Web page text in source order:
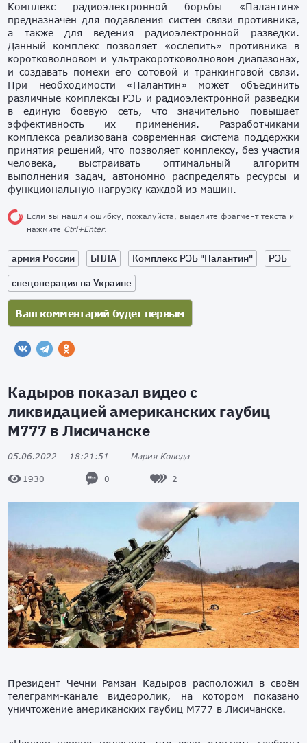
Комплекс радиоэлектронной борьбы «Палантин»
предназначен для подавления систем связи противника,
а также для ведения радиоэлектронной разведки.
Данный комплекс позволяет «ослепить» противника в
коротковолновом и ультракоротковолновом диапазонах,
и создавать помехи его сотовой и транкинговой связи.
При необходимости «Палантин» может объединить
различные комплексы РЭБ и радиоэлектронной разведки
в единую боевую сеть, что значительно повышает
эффективность их применения. Разработчиками
комплекса реализована современная система поддержки
принятия решений, что позволяет комплексу, без участия
человека, выстраивать оптимальный алгоритм
выполнения задач, автономно распределять ресурсы и
функциональную нагрузку каждой из машин.
Если вы нашли ошибку, пожалуйста, выделите фрагмент текста и
нажмите Ctrl+Enter.
армия России БПЛА Комплекс РЭБ "Палантин"
РЭБ
спецоперация на Украине
Кадыров показал видео с
ликвидацией американских гаубиц
М777 в Лисичанске
05.06.2022 18:21:51 Мария Коледа
1930 0 2
Президент Чечни Рамзан Кадыров расположил в своём
телеграмм-канале видеоролик, на котором показано
уничтожение американских гаубиц М777 в Лисичанске.